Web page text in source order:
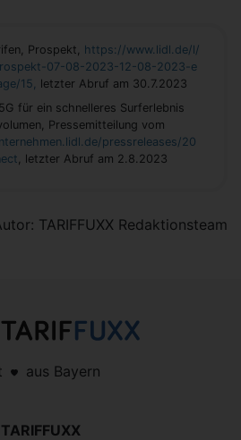
Prospekt, https://www.lidl.de/l/
07-08-2023-12-08-2023-e
15,
letzter Abruf am 30.7.2023
für ein schnelleres Surferlebnis
Pressemitteilung vom
pressreleases/20
, letzter Abruf am 2.8.2023
TARIFFUXX Redaktionsteam
aus Bayern
TARIFFUXX